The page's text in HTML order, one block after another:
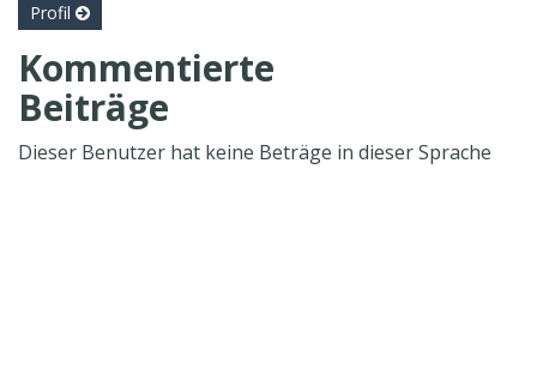
Profil
Kommentierte
Beiträge
Dieser Benutzer hat keine Beträge in dieser Sprache